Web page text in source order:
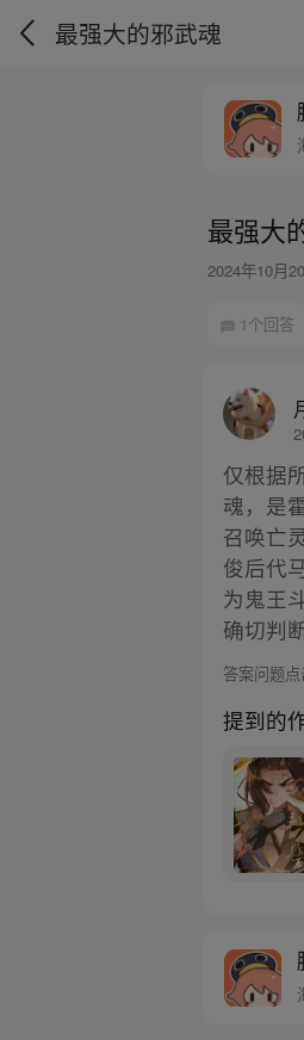
最强大的邪武魂
最强大
2024年10月
1个回答
仅根据
魂，是
召唤亡
俊后代
为鬼王
确切判
答案问题
提到的